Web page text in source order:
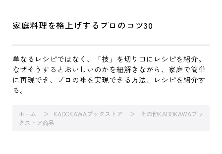
家庭料理を格上げするプロのコツ30
単なるレシピではなく、「技」を切り口にレシピを紹介。
なぜそうするとおいしいのかを紐解きながら、家庭で簡単
に再現でき、プロの味を実現できる方法、レシピを紹介す
る。
ホーム KADOKAWAブックストア
その他KADOKAWAブッ
クストア商品